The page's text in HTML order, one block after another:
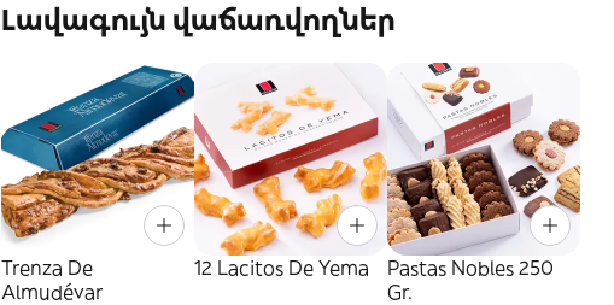
Լավագույն վաճառվողներ
Trenza De
Almudévar
12 Lacitos De Yema
Pastas Nobles 250
Gr.